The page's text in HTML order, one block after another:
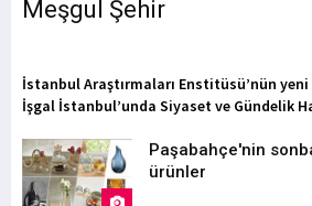
Meşgul Şehir
İstanbul Araştırmaları Enstitüsü’nün
İşgal İstanbul’unda Siyaset ve Gündelik
Paşabahçe'nin
ürünler